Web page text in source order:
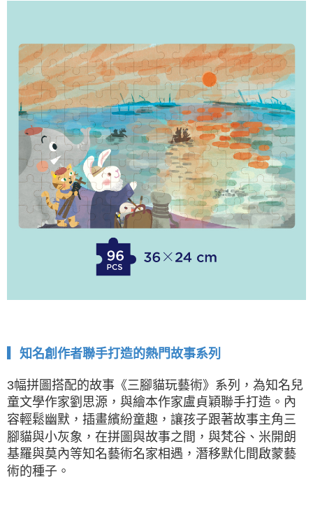
▎知名創作者聯手打造的熱門故事系列
3幅拼圖搭配的故事《三腳貓玩藝術》系列，為知名兒
童文學作家劉思源，與繪本作家盧貞穎聯手打造。內
容輕鬆幽默，插畫繽紛童趣，讓孩子跟著故事主角三
腳貓與小灰象，在拼圖與故事之間，與梵谷、米開朗
基羅與莫內等知名藝術名家相遇，潛移默化間啟蒙藝
術的種子。